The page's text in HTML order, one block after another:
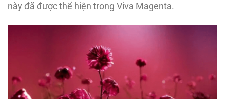
này đã được thể hiện trong Viva Magenta.